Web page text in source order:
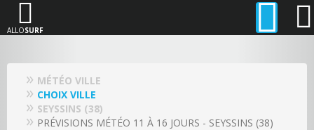
ALLOSURF
MÉTÉO VILLE
CHOIX VILLE
SEYSSINS (38)
PRÉVISIONS MÉTÉO 11 À 16 JOURS - SEYSSINS (38)